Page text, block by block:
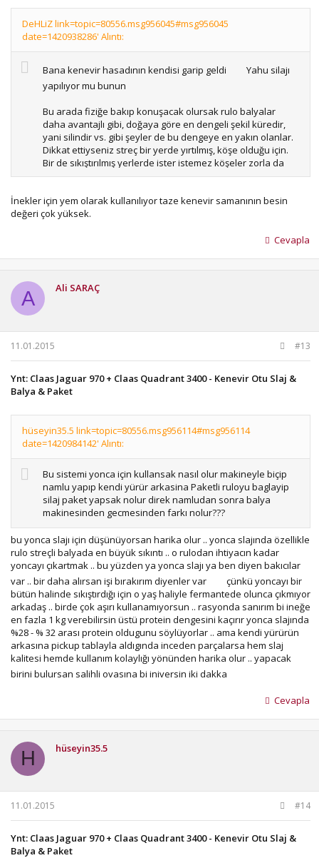
DeHLiZ link=topic=80556.msg956045#msg956045
date=1420938286' Alıntı:
Bana kenevir hasadının kendisi garip geldi
Yahu silajı
yapılıyor mu bunun
Bu arada fiziğe bakıp konuşacak olursak rulo balyalar
daha avantajlı gibi, doğaya göre en dengeli şekil küredir,
yani silindir vs. gibi şeyler de bu dengeye en yakın olanlar.
Dikkat ettiyseniz streç bir yerde yırtılmış, köşe olduğu için.
Bir de sıkıştırılmış yerlerde ister istemez köşeler zorla da
olsa yuvarlanmış. Yani sert köşe iyi değil, tabi siz daha iyi
doğada o şekildedir, dengeli olur çünkü.
yok
İnekler için yem olarak kullanılıyor taze kenevir samanının besin
değeri çok yüksek.
Cevapla
A Ali SARAÇ
11.01.2015 #13
Ynt: Claas Jaguar 970 + Claas Quadrant 3400 - Kenevir Otu Slaj &
Balya & Paket
hüseyin35.5 link=topic=80556.msg956114#msg956114
date=1420984142' Alıntı:
Bu sistemi yonca için kullansak nasıl olur makineyle biçip
namlu yapıp kendi yürür arkasina Paketli ruloyu baglayip
silaj paket yapsak nolur direk namludan sonra balya
makinesinden gecmesinden farkı nolur???
bu yonca slajı için düşünüyorsan harika olur .. yonca slajında özellikle
rulo streçli balyada en büyük sıkıntı .. o rulodan ihtiyacın kadar
yoncayı çıkartmak .. bu yüzden ya yonca slajı ya ben diyen bakıcılar
var .. bir daha alırsan işi bırakırım diyenler var
çünkü yoncayı bir
bütün halinde sıkıştırdığı için o yaş haliyle fermantede olunca çıkmıyor
arkadaş .. birde çok aşırı kullanamıyorsun .. rasyonda sanırım bi ineğe
en fazla 1 kg verebilirsin üstü protein dengesini kaçırır yonca slajında
%28 - % 32 arası protein oldugunu söylüyorlar .. ama kendi yürürün
arkasına pickup tablayla aldıgında inceden parçalarsa hem slaj
kalitesi hemde kullanım kolaylığı yönünden harika olur .. yapacak
birini bulursan salihli ovasına bi iniversin iki dakka
Cevapla
H hüseyin35.5
11.01.2015 #14
Ynt: Claas Jaguar 970 + Claas Quadrant 3400 - Kenevir Otu Slaj &
Balya & Paket